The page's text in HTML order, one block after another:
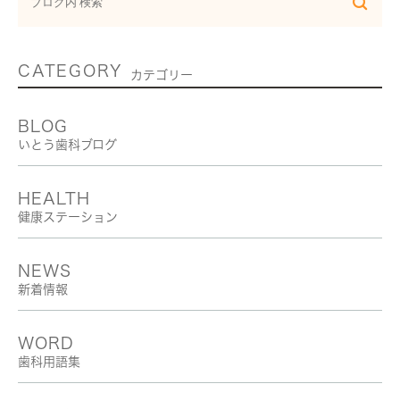
CATEGORY カテゴリー
BLOG
いとう歯科ブログ
HEALTH
健康ステーション
NEWS
新着情報
WORD
歯科用語集